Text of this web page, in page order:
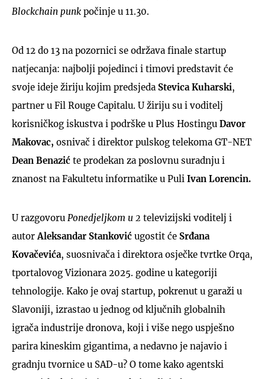
Blockchain punk počinje u 11.30.
Od 12 do 13 na pozornici se održava finale startup
natjecanja: najbolji pojedinci i timovi predstavit će
svoje ideje žiriju kojim predsjeda Stevica Kuharski,
partner u Fil Rouge Capitalu. U žiriju su i voditelj
korisničkog iskustva i podrške u Plus Hostingu Davor
Makovac, osnivač i direktor pulskog telekoma GT-NET
Dean Benazić te prodekan za poslovnu suradnju i
znanost na Fakultetu informatike u Puli Ivan Lorencin.
U razgovoru Ponedjeljkom u 2 televizijski voditelj i
autor Aleksandar Stanković ugostit će Srđana
Kovačevića, suosnivača i direktora osječke tvrtke Orqa,
tportalovog Vizionara 2025. godine u kategoriji
tehnologije. Kako je ovaj startup, pokrenut u garaži u
Slavoniji, izrastao u jednog od ključnih globalnih
igrača industrije dronova, koji i više nego uspješno
parira kineskim gigantima, a nedavno je najavio i
gradnju tvornice u SAD-u? O tome kako agentski